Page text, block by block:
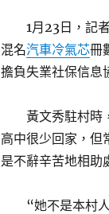
1月23日，記
混名汽車冷氣芯冊
擔負失業社保信息
黃文秀駐村時
高中很少回家，但
是不辭辛苦地相助
“她不是本村